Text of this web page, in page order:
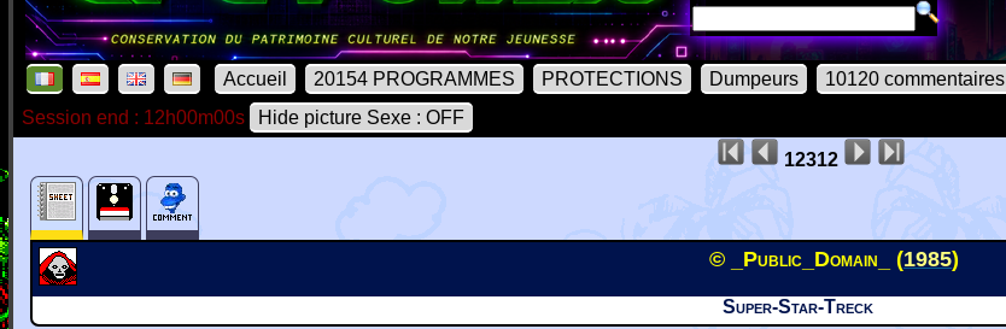
Accueil 20154 PROGRAMMES PROTECTIONS Dumpeurs 10120 commentaires
Session end : 12h00m00s
Hide picture Sexe : OFF
12312
© _Public_Domain_ (1985)
Super-Star-Treck